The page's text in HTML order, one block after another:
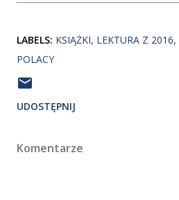
LABELS: KSIĄŻKI LEKTURA Z 2016
POLACY
UDOSTĘPNIJ
Komentarze